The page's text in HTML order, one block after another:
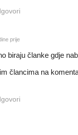
prije
biraju članke gdje
člancima na